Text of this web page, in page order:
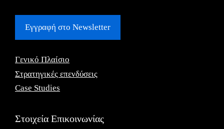
Εγγραφή στο Newsletter
Γενικό Πλαίσιο
Στρατηγικές επενδύσεις
Case Studies
Στοιχεία Επικοινωνίας